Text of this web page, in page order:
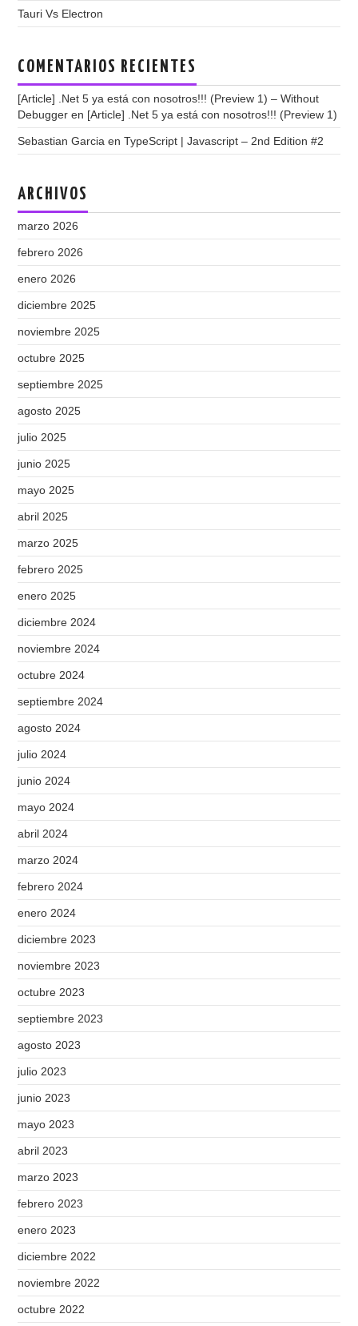
Tauri Vs Electron
COMENTARIOS RECIENTES
[Article] .Net 5 ya está con nosotros!!! (Preview 1) – Without
Debugger en [Article] .Net 5 ya está con nosotros!!! (Preview 1)
Sebastian Garcia enTypeScript | Javascript – 2nd Edition #2
ARCHIVOS
marzo 2026
febrero 2026
enero 2026
diciembre 2025
noviembre 2025
octubre 2025
septiembre 2025
agosto 2025
julio 2025
junio 2025
mayo 2025
abril 2025
marzo 2025
febrero 2025
enero 2025
diciembre 2024
noviembre 2024
octubre 2024
septiembre 2024
agosto 2024
julio 2024
junio 2024
mayo 2024
abril 2024
marzo 2024
febrero 2024
enero 2024
diciembre 2023
noviembre 2023
octubre 2023
septiembre 2023
agosto 2023
julio 2023
junio 2023
mayo 2023
abril 2023
marzo 2023
febrero 2023
enero 2023
diciembre 2022
noviembre 2022
octubre 2022